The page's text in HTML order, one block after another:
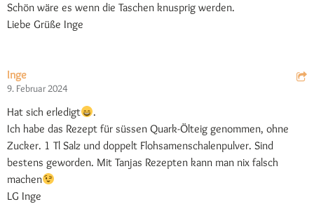
Schön wäre es wenn die Taschen knusprig werden.
Liebe Grüße Inge
Inge
9. Februar 2024
Hat sich erledigt
.
Ich habe das Rezept für süssen Quark-Ölteig genommen, ohne
Zucker. 1 Tl Salz und doppelt Flohsamenschalenpulver. Sind
bestens geworden. Mit Tanjas Rezepten kann man nix falsch
machen
LG Inge